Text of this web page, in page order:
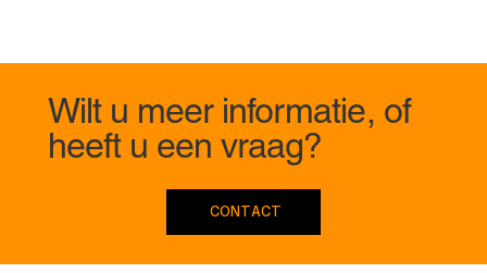
Wilt u meer informatie, of
heeft u een vraag?
CONTACT